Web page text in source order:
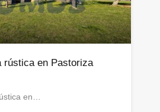
rústica en Pastoriza
en…